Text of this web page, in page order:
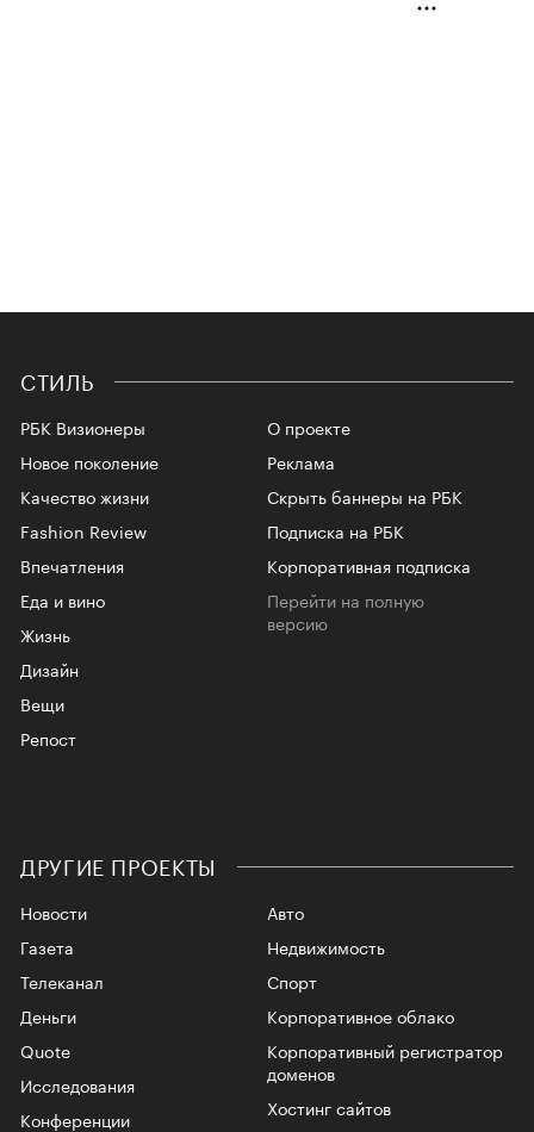
СТИЛЬ
РБК Визионеры
Новое поколение
Качество жизни
Fashion Review
Впечатления
Еда и вино
Жизнь
Дизайн
Вещи
Репост
О проекте
Реклама
Скрыть баннеры на РБК
Подписка на РБК
Корпоративная подписка
Перейти на полную
версию
ДРУГИЕ ПРОЕКТЫ
Новости
Газета
Телеканал
Авто
Недвижимость
Спорт
Корпоративное облако
Корпоративный регистратор
доменов
Хостинг сайтов
Деньги
Quote
Исследования
Конференции